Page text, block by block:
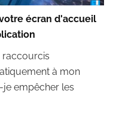
écran d'accueil
raccourcis
à mon
empêcher les